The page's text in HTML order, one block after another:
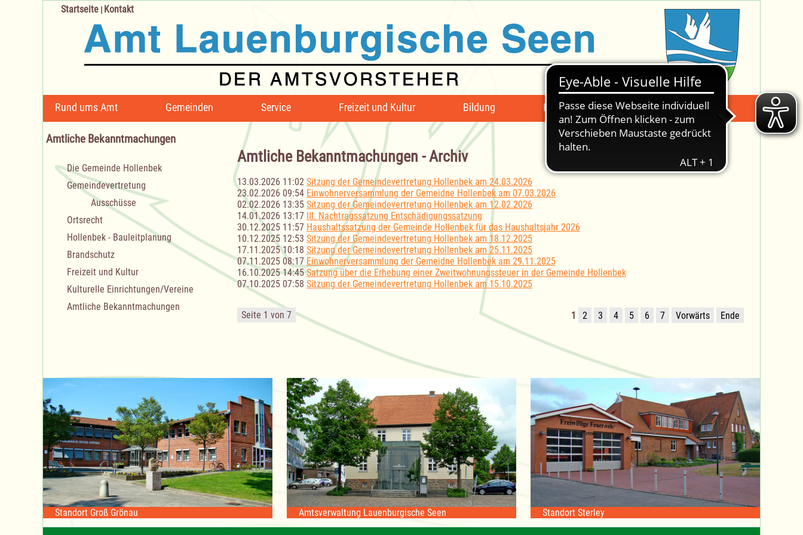
Navigation
überspringen
Rund ums Amt Gemeinden Service Freizeit und Kultur Bildung Mängelmeldung Suche -
Startseite | Kontakt
Amtliche Bekanntmachungen - Archiv
13.03.2026 11:02 Sitzung der Gemeindevertretung Hollenbek am 24.03.2026
23.02.2026 09:54 Einwohnerversammlung der Gemeidne Hollenbek am 07.03.2026
02.02.2026 13:35 Sitzung der Gemeindevertretung Hollenbek am 12.02.2026
14.01.2026 13:17 III. Nachtragssatzung Entschädigungssatzung
30.12.2025 11:57 Haushaltssatzung der Gemeinde Hollenbek für das Haushaltsjahr 2026
10.12.2025 12:53 Sitzung der Gemeindevertretung Hollenbek am 18.12.2025
17.11.2025 10:18 Sitzung der Gemeindevertretung Hollenbek am 25.11.2025
07.11.2025 08:17 Einwohnerversammlung der Gemeidne Hollenbek am 29.11.2025
16.10.2025 14:45 Satzung über die Erhebung einer Zweitwohnungssteuer in der Gemeinde Hollenbek
07.10.2025 07:58 Sitzung der Gemeindevertretung Hollenbek am 15.10.2025
Seite 1 von 7 1 2 3 4 5 6 7 Vorwärts Ende
Amtliche Bekanntmachungen
Navigation
überspringen
Die Gemeinde Hollenbek
Gemeindevertretung
Ausschüsse
Ortsrecht
Hollenbek - Bauleitplanung
Brandschutz
Freizeit und Kultur
Kulturelle Einrichtungen/Vereine
Amtliche Bekanntmachungen
Standort Groß Grönau Amtsverwaltung Lauenburgische Seen Standort Sterley